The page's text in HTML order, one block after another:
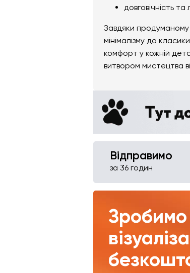
довговічність
Завдяки продуманому
мінімалізму до
комфорт у кожній
витвором мистецтва
Відправимо
за 36 годин
Зробимо